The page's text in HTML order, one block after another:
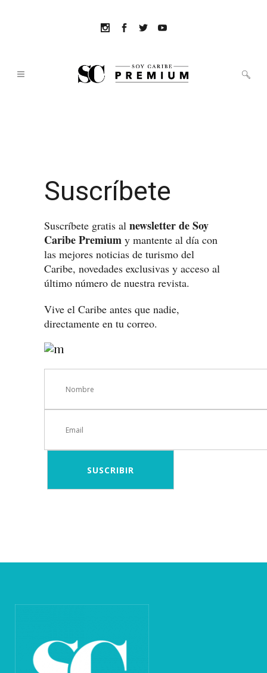
Suscríbete
Suscríbete gratis al newsletter de Soy
Caribe Premium y mantente al día con
las mejores noticias de turismo del
Caribe, novedades exclusivas y acceso al
último número de nuestra revista.
Vive el Caribe antes que nadie,
directamente en tu correo.